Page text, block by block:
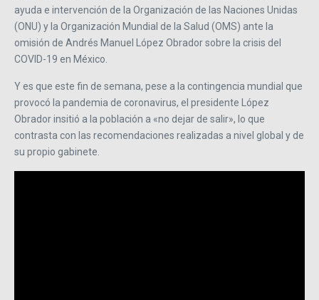
ayuda e intervención de la Organización de las Naciones Unidas
(ONU) y la Organización Mundial de la Salud (OMS) ante la
omisión de Andrés Manuel López Obrador sobre la crisis del
COVID-19 en México.
Y es que este fin de semana, pese a la contingencia mundial que
provocó la pandemia de coronavirus, el presidente López
Obrador insitió a la población a «no dejar de salir», lo que
contrasta con las recomendaciones realizadas a nivel global y de
su propio gabinete.